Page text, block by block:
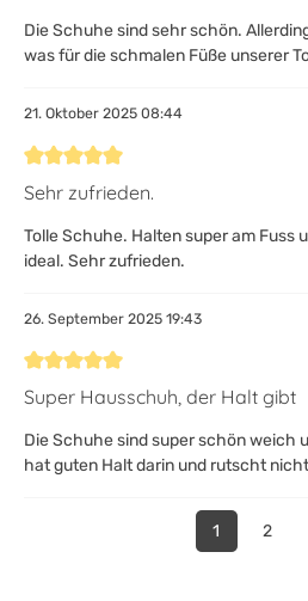
Die Schuhe sind sehr schön.
was für die schmalen Füße unserer
21. Oktober 2025 08:44
Bewertung mit 5 von 5 Sternen
Sehr zufrieden.
Tolle Schuhe. Halten super am Fuss
ideal. Sehr zufrieden.
26. September 2025 19:43
Bewertung mit 5 von 5 Sternen
Super Hausschuh, der Halt gibt
Die Schuhe sind super schön weich
hat guten Halt darin und rutscht
1 2